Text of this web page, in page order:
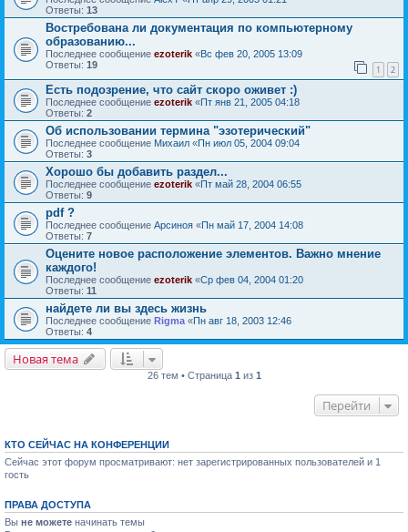
Ответы: 13
Востребована ли документация по компьютерному
образованию...
Последнее сообщение ezoterik «Вс фев 20, 2005 13:09
Ответы: 19 1 2
Есть подозрение, что сайт скоро оживет :)
Последнее сообщение ezoterik «Пт янв 21, 2005 04:18
Ответы: 2
Об использовании термина "эзотерический"
Последнее сообщение Михаил «Пн июл 05, 2004 09:04
Ответы: 3
Хорошо бы добавить раздел...
Последнее сообщение ezoterik «Пт май 28, 2004 06:55
Ответы: 9
pdf ?
Последнее сообщение Арсиноя «Пн май 17, 2004 14:08
Ответы: 7
Оцените новое расположение элементов. Важно мнение
каждого!
Последнее сообщение ezoterik «Ср фев 04, 2004 01:20
Ответы: 11
найдете ли вы здесь жизнь
Последнее сообщение Rigma «Пн авг 18, 2003 12:46
Ответы: 4
Новая тема
26 тем • Страница 1 из 1
Перейти
КТО СЕЙЧАС НА КОНФЕРЕНЦИИ
Сейчас этот форум просматривают: нет зарегистрированных пользователей и 1
гость
ПРАВА ДОСТУПА
Вы не можете начинать темы